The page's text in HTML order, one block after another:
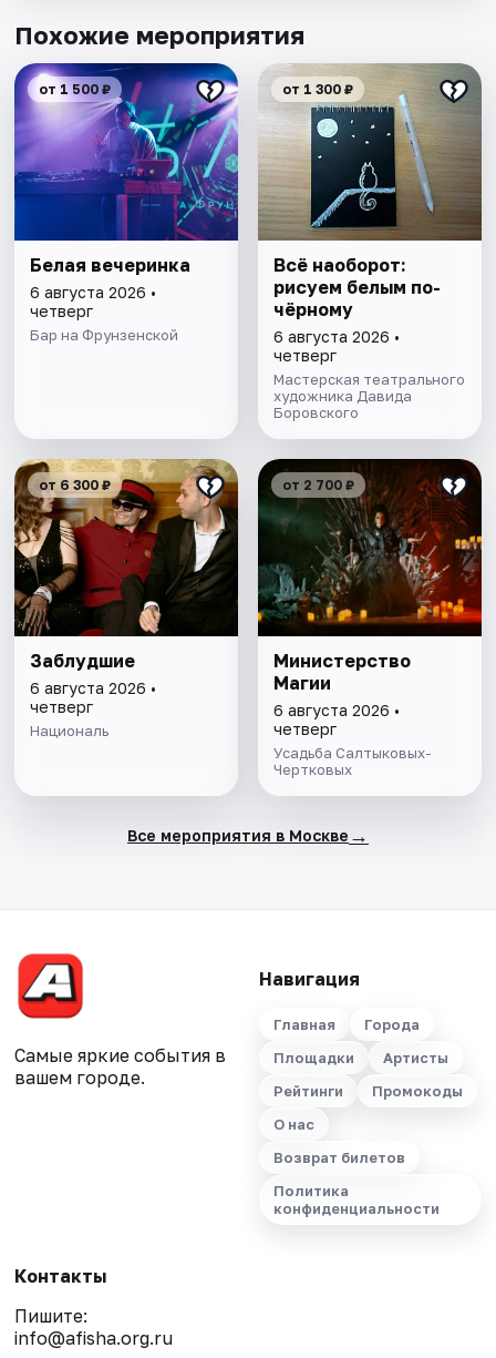
Похожие мероприятия
от 1 500 ₽
Белая вечеринка
6 августа 2026 •
четверг
Бар на Фрунзенской
от 1 300 ₽
Всё наоборот:
рисуем белым по-
чёрному
6 августа 2026 •
четверг
Мастерская театрального
художника Давида
Боровского
от 6 300 ₽
Заблудшие
6 августа 2026 •
четверг
Националь
от 2 700 ₽
Министерство
Магии
6 августа 2026 •
четверг
Усадьба Салтыковых-
Чертковых
Все мероприятия в Москве →
Самые яркие события в
вашем городе.
Навигация
Главная
Города
Площадки
Артисты
Рейтинги
Промокоды
О нас
Возврат билетов
Политика
конфиденциальности
Контакты
Пишите:
info@afisha.org.ru